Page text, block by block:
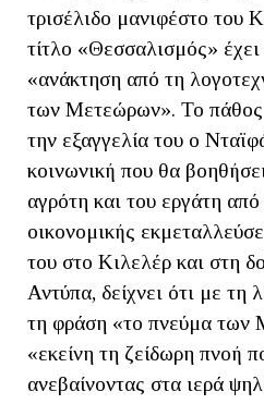
τρισέλιδο μανιφέστο του
τίτλο «Θεσσαλισμός»
«ανάκτηση από τη
των Μετεώρων». Το πάθος
την εξαγγελία του ο
κοινωνική που θα
αγρότη και του εργάτη
οικονομικής
του στο Κιλελέρ και στη
Αντύπα, δείχνει ότι με τη
τη φράση «το πνεύμα των
«εκείνη τη ζείδωρη πνοή
ανεβαίνοντας στα ιερά